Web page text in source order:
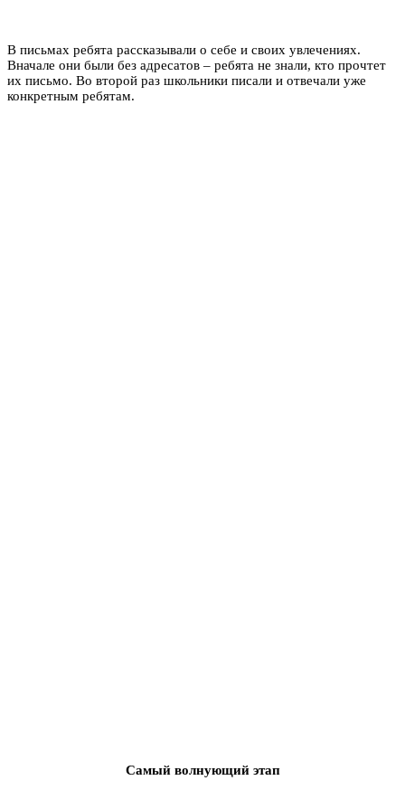
В письмах ребята рассказывали о себе и своих увлечениях.
Вначале они были без адресатов – ребята не знали, кто прочтет
их письмо. Во второй раз школьники писали и отвечали уже
конкретным ребятам.
Самый волнующий этап